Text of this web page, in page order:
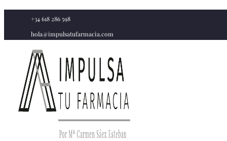
contenido
+34 618 286 598
hola@impulsatufarmacia.com